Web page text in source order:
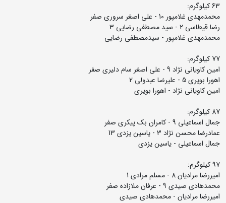
63 کیلوگرم:
محمدمهدی غلامپور 10 - علی اصغر سروری صفر
رضا قیطاسی 2 - سید مصطفی رضایی 3
محمدمهدی غلامپور - سیدمصطفی رضایی
77 کیلوگرم:
امین کاویانی نژاد 9 - علی اصغر سام دلیری صفر
اهورا بویری 5 - علیرضا عبدولی 2
امین کاویانی نژاد - اهورا بویری
87 کیلوگرم:
جمال اسماعیلی 9 - کامران بک پیکری صفر
عمادرضا محسن نژاد 3 - یاسین یزدی 13
جمال اسماعیلی - یاسین یزدی
۹۷ کیلوگرم:
امیررضا مرادیان 8 - مسلم مرادی 1
محمدهادی صیدی 9 - عرفان ملازاده صفر
امیررضا مرادیان - محمدهادی صیدی